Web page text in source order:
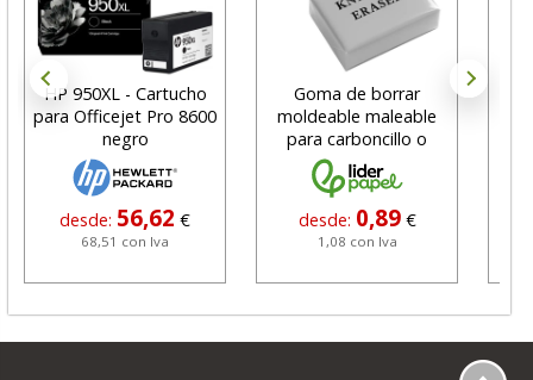
HP 950XL - Cartucho
para Officejet Pro 8600
negro
desde: 56,62 €
68,51 con Iva
Goma de borrar
moldeable maleable
para carboncillo o
grafito
desde: 0,89 €
1,08 con Iva